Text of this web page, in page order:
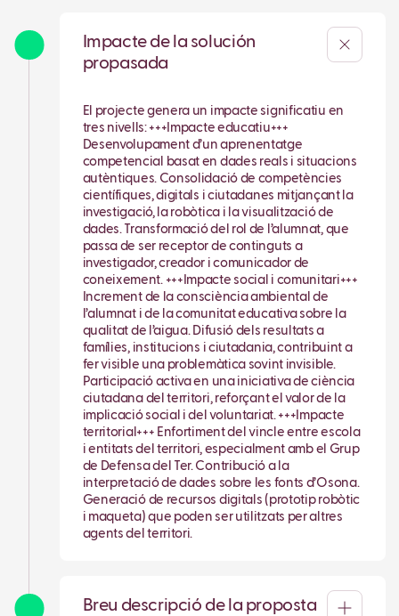
Impacte de la solución
propasada
El projecte genera un impacte significatiu en
tres nivells: +++Impacte educatiu+++
Desenvolupament d’un aprenentatge
competencial basat en dades reals i situacions
autèntiques. Consolidació de competències
científiques, digitals i ciutadanes mitjançant la
investigació, la robòtica i la visualització de
dades. Transformació del rol de l’alumnat, que
passa de ser receptor de continguts a
investigador, creador i comunicador de
coneixement. +++Impacte social i comunitari+++
Increment de la consciència ambiental de
l’alumnat i de la comunitat educativa sobre la
qualitat de l’aigua. Difusió dels resultats a
famílies, institucions i ciutadania, contribuint a
fer visible una problemàtica sovint invisible.
Participació activa en una iniciativa de ciència
ciutadana del territori, reforçant el valor de la
implicació social i del voluntariat. +++Impacte
territorial+++ Enfortiment del vincle entre escola
i entitats del territori, especialment amb el Grup
de Defensa del Ter. Contribució a la
interpretació de dades sobre les fonts d’Osona.
Generació de recursos digitals (prototip robòtic
i maqueta) que poden ser utilitzats per altres
agents del territori.
Breu descripció de la proposta